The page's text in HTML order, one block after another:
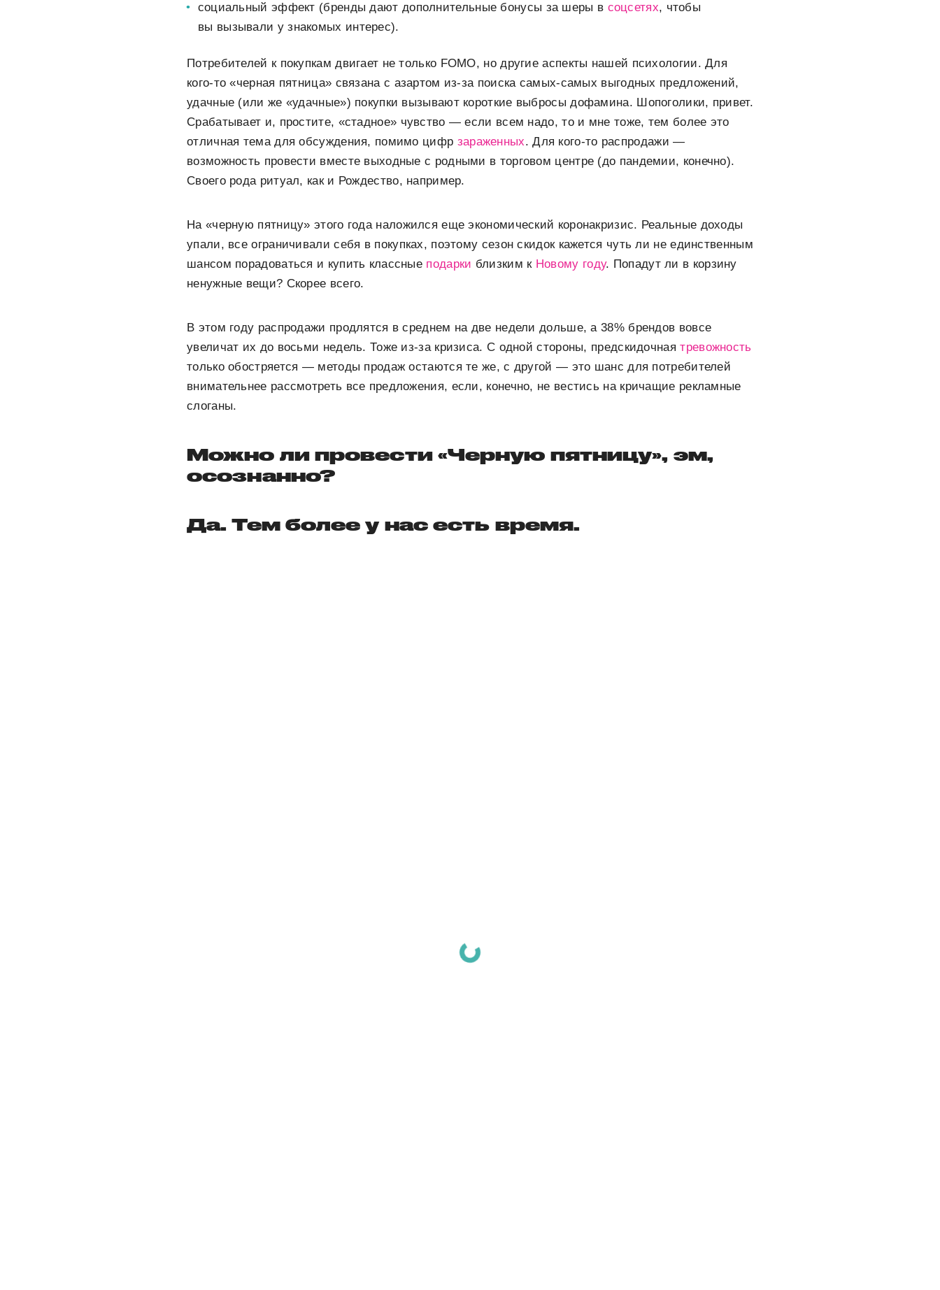
социальный эффект (бренды дают дополнительные бонусы за шеры в соцсетях, чтобы
вы вызывали у знакомых интерес).
Потребителей к покупкам двигает не только FOMO, но другие аспекты нашей психологии. Для
кого-то «черная пятница» связана с азартом из-за поиска самых-самых выгодных предложений,
удачные (или же «удачные») покупки вызывают короткие выбросы дофамина. Шопоголики, привет.
Срабатывает и, простите, «стадное» чувство — если всем надо, то и мне тоже, тем более это
отличная тема для обсуждения, помимо цифр зараженных. Для кого-то распродажи —
возможность провести вместе выходные с родными в торговом центре (до пандемии, конечно).
Своего рода ритуал, как и Рождество, например.
На «черную пятницу» этого года наложился еще экономический коронакризис. Реальные доходы
упали, все ограничивали себя в покупках, поэтому сезон скидок кажется чуть ли не единственным
шансом порадоваться и купить классные подарки близким к Новому году. Попадут ли в корзину
ненужные вещи? Скорее всего.
В этом году распродажи продлятся в среднем на две недели дольше, а 38% брендов вовсе
увеличат их до восьми недель. Тоже из-за кризиса. С одной стороны, предскидочнаятревожность
только обостряется — методы продаж остаются те же, с другой — это шанс для потребителей
внимательнее рассмотреть все предложения, если, конечно, не вестись на кричащие рекламные
слоганы.
Можно ли провести «Черную пятницу», эм,
осознанно?
Да. Тем более у нас есть время.